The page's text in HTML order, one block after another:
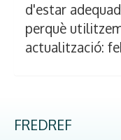
d'estar
perquè
actualització:
FREDREF